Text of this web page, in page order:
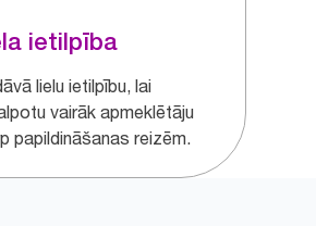
ietilpība
lielu ietilpību, lai
vairāk apmeklētāju
papildināšanas reizēm.